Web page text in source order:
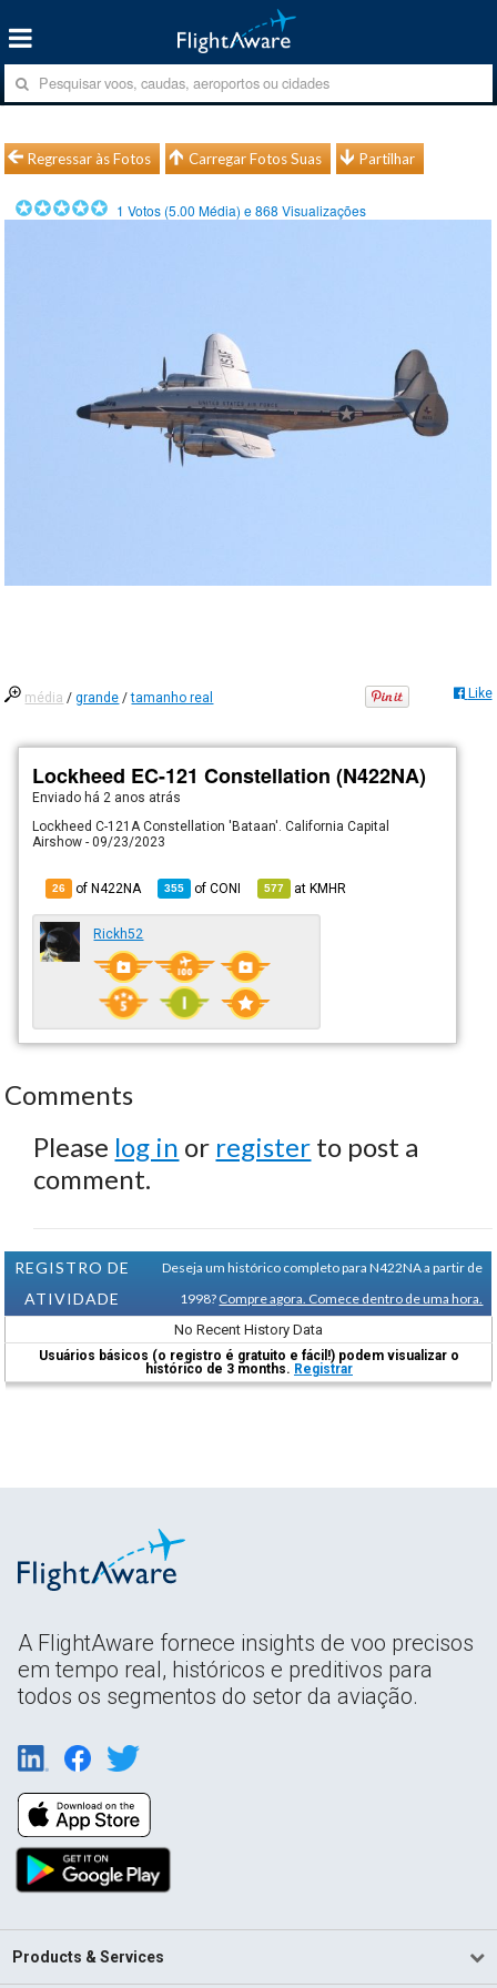
Regressar às Fotos Carregar Fotos Suas Partilhar
1 Votos (5.00 Média) e868 Visualizações
média /grande /tamanho real Like
Lockheed EC-121 Constellation (N422NA)
Enviado há 2 anos atrás
Lockheed C-121A Constellation 'Bataan'. California Capital
Airshow - 09/23/2023
26 of N422NA 355 ofCONI 577 atKMHR
Rickh52
Comments
Please log in or register to post a
comment.
REGISTRO DE
ATIVIDADE
Deseja um histórico completo para N422NA a partir de
1998? Compre agora. Comece dentro de uma hora.
No Recent History Data
Usuários básicos (o registro é gratuito e fácil!) podem visualizar o
histórico de 3 months. Registrar
A FlightAware fornece insights de voo precisos
em tempo real, históricos e preditivos para
todos os segmentos do setor da aviação.
Products & Services